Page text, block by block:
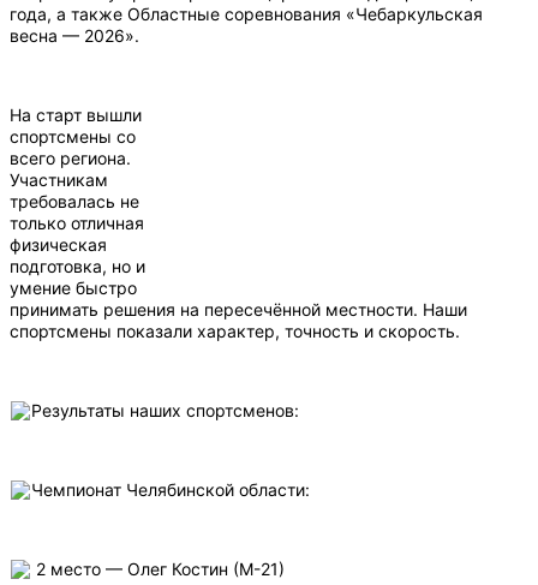
года, а также Областные соревнования «Чебаркульская
весна — 2026».
На старт вышли
спортсмены со
всего региона.
Участникам
требовалась не
только отличная
физическая
подготовка, но и
умение быстро
принимать решения на пересечённой местности. Наши
спортсмены показали характер, точность и скорость.
Результаты наших спортсменов:
Чемпионат Челябинской области:
2 место — Олег Костин (М-21)